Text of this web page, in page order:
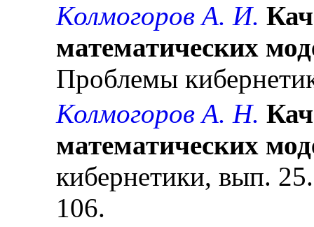
Колмогоров А. И.
математических
Проблемы
Колмогоров А. Н.
математических
кибернетики, вып.
106.